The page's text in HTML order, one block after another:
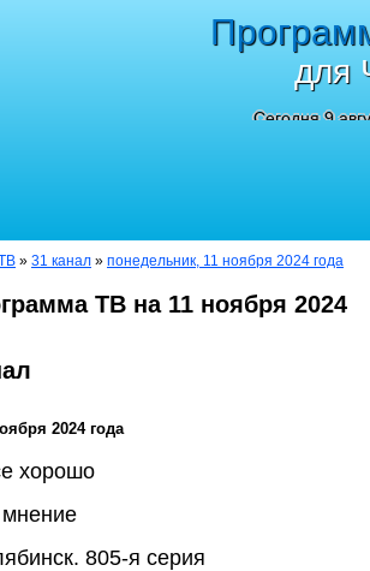
для
Сегодня 9
» 31 канал » понедельник, 11 ноября 2024 года
ТВ на 11 ноября 2024
2024 года
хорошо
805-я серия